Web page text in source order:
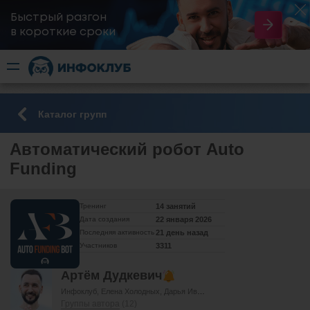
Быстрый разгон
​в короткие сроки
Каталог групп
Автоматический робот Auto
Funding
Тренинг 14 занятий
Дата создания 22 января 2026
Последняя активность 21 день назад
Участников 3311
Артём Дудкевич
Инфоклуб Елена Холодных Дарья Иванова